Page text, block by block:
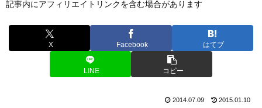
記事内にアフィリエイトリンクを含む場合があります
X Facebook はてブ
LINE コピー
2014.07.09 2015.01.10